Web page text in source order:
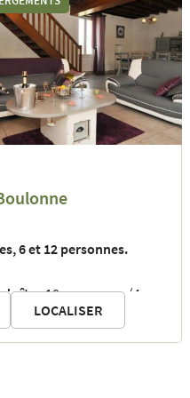
6 et 12 personnes.
gîte :10 personnes (4
3 salles d'eau ; lits
linge de toilette
@la-boulonne.com
LOCALISER